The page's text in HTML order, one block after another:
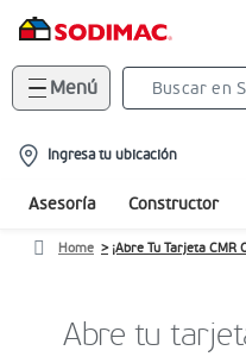
Menú
location-
icon
Ingresa tu ubicación
Asesoría Constructor
Home ¡Abre Tu Tarjeta CMR
Abre tu